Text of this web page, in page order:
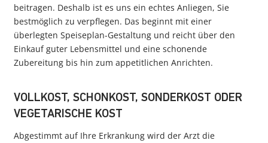
beitragen. Deshalb ist es uns ein echtes Anliegen, Sie
bestmöglich zu verpflegen. Das beginnt mit einer
überlegten Speiseplan-Gestaltung und reicht über den
Einkauf guter Lebensmittel und eine schonende
Zubereitung bis hin zum appetitlichen Anrichten.
VOLLKOST, SCHONKOST, SONDERKOST ODER
VEGETARISCHE KOST
Abgestimmt auf Ihre Erkrankung wird der Arzt die